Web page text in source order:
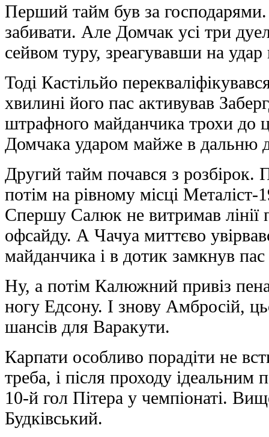
Перший тайм був за
забивати. Але Домчак усі три
сейвом туру, зреагувавши на
Тоді Кастільйо
хвилині його пас активував
штрафного майданчика трохи до
Домчака ударом майже в дальню
Другий тайм почався з
потім на рівному місці
Спершу Салюк не витримав лінії
офсайду. А Чачуа миттєво
майданчика і в дотик замкнув
Ну, а потім Калюжний привіз
ногу Едсону. І знову Амбросій,
шансів для Варакути.
Карпати особливо порадіти не
треба, і після проходу ідеальним
10-й гол Пітера у чемпіонаті.
Будківський.